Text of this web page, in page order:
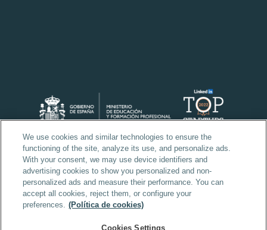
We use cookies and similar technologies to ensure the
functioning of the site, analyze its use, and personalize ads.
With your consent, we may use device identifiers and
advertising cookies to show you personalized and non-
personalized ads and measure their performance. You can
accept all cookies, reject them, or configure your
preferences. (Política de cookies)
Cookies Settings